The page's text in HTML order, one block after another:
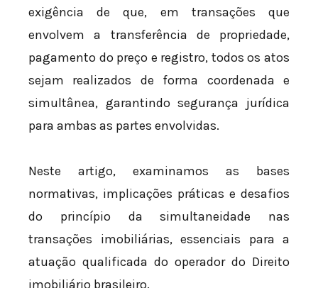
exigência de que, em transações que
envolvem a transferência de propriedade,
pagamento do preço e registro, todos os atos
sejam realizados de forma coordenada e
simultânea, garantindo segurança jurídica
para ambas as partes envolvidas.
Neste artigo, examinamos as bases
normativas, implicações práticas e desafios
do princípio da simultaneidade nas
transações imobiliárias, essenciais para a
atuação qualificada do operador do Direito
imobiliário brasileiro.